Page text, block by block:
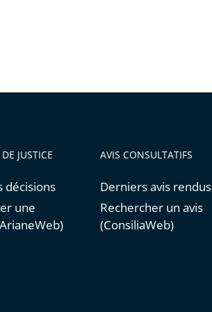
JUSTICE
décisions
une
AVIS CONSULTATIFS
Derniers avis rendus
Rechercher un avis
(ConsiliaWeb)